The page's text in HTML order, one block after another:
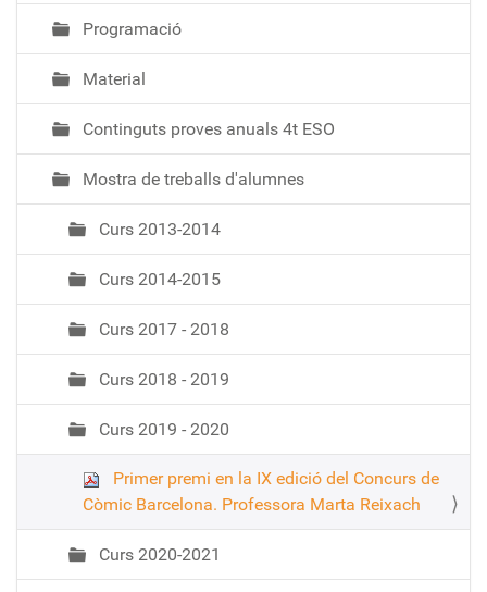
Programació
Material
Continguts proves anuals 4t ESO
Mostra de treballs d'alumnes
Curs 2013-2014
Curs 2014-2015
Curs 2017 - 2018
Curs 2018 - 2019
Curs 2019 - 2020
Primer premi en la IX edició del Concurs de
Còmic Barcelona. Professora Marta Reixach
Curs 2020-2021